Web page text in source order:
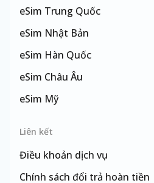
eSim Trung Quốc
eSim Nhật Bản
eSim Hàn Quốc
eSim Châu Âu
eSim Mỹ
Liên kết
Điều khoản dịch vụ
Chính sách đổi trả hoàn tiền